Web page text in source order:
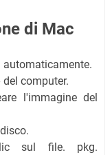
di Mac
del computer.
l'immagine del
sul file. pkg.